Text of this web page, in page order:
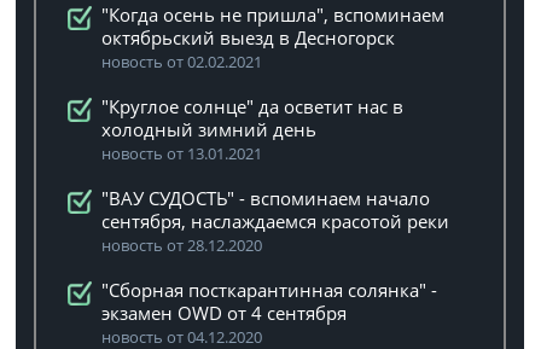
"Когда осень не пришла", вспоминаем
октябрьский выезд в Десногорск
новость от 02.02.2021
"Круглое солнце" да осветит нас в
холодный зимний день
новость от 13.01.2021
"ВАУ СУДОСТЬ" - вспоминаем начало
сентября, наслаждаемся красотой реки
новость от 28.12.2020
"Сборная посткарантинная солянка" -
экзамен OWD от 4 сентября
новость от 04.12.2020